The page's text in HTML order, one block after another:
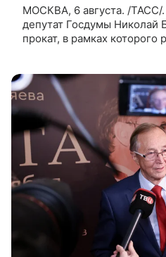
МОСКВА, 6 августа. /ТАСС/
депутат Госдумы Николай
прокат, в рамках которого